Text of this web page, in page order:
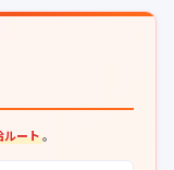
ルート。